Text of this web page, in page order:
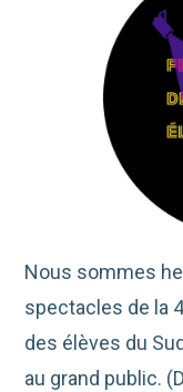
Nous sommes
spectacles de la
des élèves du
au grand public.